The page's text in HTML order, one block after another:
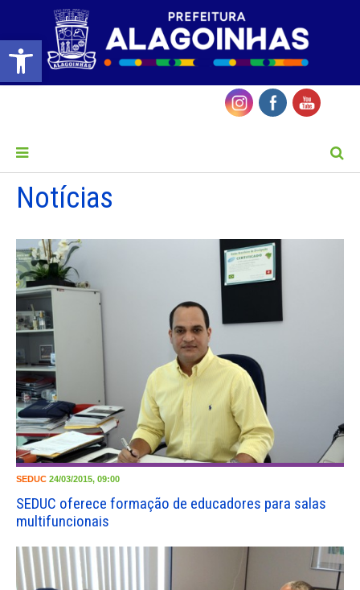
Barra de Ferramentas Aberta
Notícias
SEDUC 24/03/2015, 09:00
SEDUC oferece formação de educadores para salas
multifuncionais